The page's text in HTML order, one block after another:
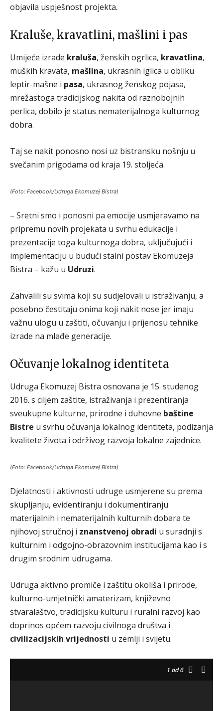
objavila uspješnost projekta.
Kraluše, kravatlini, mašlini i pas
Umijeće izrade kraluša, ženskih ogrlica, kravatlina,
muških kravata, mašlina, ukrasnih iglica u obliku
leptir-mašne i pasa, ukrasnog ženskog pojasa,
mrežastoga tradicijskog nakita od raznobojnih
perlica, dobilo je status nematerijalnoga kulturnog
dobra.
Taj se nakit ponosno nosi uz bistransku nošnju u
svečanim prigodama od kraja 19. stoljeća.
(Foto: Facebook/Udruga Ekomuzej Bistra)
– Sretni smo i ponosni pa emocije usmjeravamo na
pripremu novih projekata u svrhu edukacije i
prezentacije toga kulturnoga dobra, uključujući i
implementaciju u budući stalni postav Ekomuzeja
Bistra – kažu u Udruzi.
Zahvalili su svima koji su sudjelovali u istraživanju, a
posebno čestitaju onima koji nakit nose jer imaju
važnu ulogu u zaštiti, očuvanju i prijenosu tehnike
izrade na mlađe generacije.
Očuvanje lokalnog identiteta
Udruga Ekomuzej Bistra osnovana je 15. studenog
2016. s ciljem zaštite, istraživanja i prezentiranja
sveukupne kulturne, prirodne i duhovne baštine
Bistre u svrhu očuvanja lokalnog identiteta, podizanja
kvalitete života i održivog razvoja lokalne zajednice.
(Foto: Facebook/Udruga Ekomuzej Bistra)
Djelatnosti i aktivnosti udruge usmjerene su prema
skupljanju, evidentiranju i dokumentiranju
materijalnih i nematerijalnih kulturnih dobara te
njihovoj stručnoj i znanstvenoj obradi u suradnji s
kulturnim i odgojno-obrazovnim institucijama kao i s
drugim srodnim udrugama.
Udruga aktivno promiče i zaštitu okoliša i prirode,
kulturno-umjetnički amaterizam, književno
stvaralaštvo, tradicijsku kulturu i ruralni razvoj kao
doprinos općem razvoju civilnoga društva i
civilizacijskih vrijednosti u zemlji i svijetu.
1 od 6